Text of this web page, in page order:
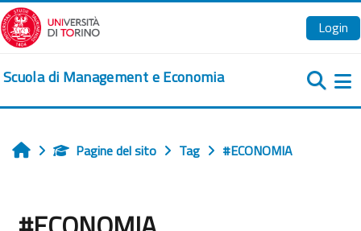
Vai al contenuto principale
Login
Scuola di Management e Economia
HomePagine del sito Tag #ECONOMIA